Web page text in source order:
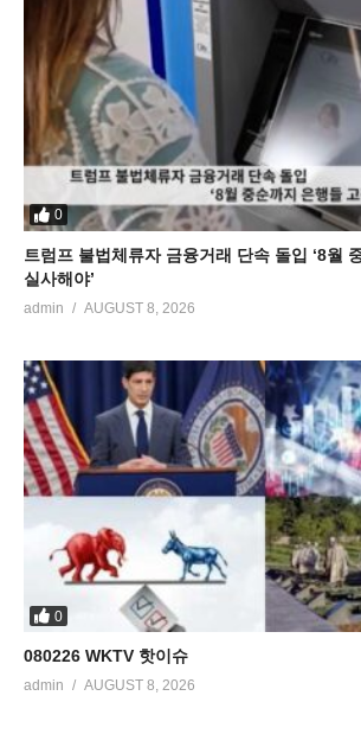
0
트럼프 불법체류자 금융거래 단속 돌입 ‘8월
실사해야’
admin AUGUST 8, 2026
0
080226 WKTV 핫이슈
admin AUGUST 8, 2026